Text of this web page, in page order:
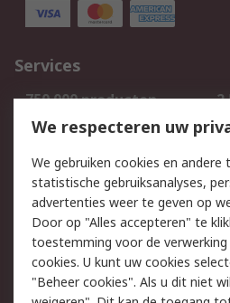
Services
750.000 producten
Bestellen
Track & Trace
Wettelijk
Cookiebeleid
Privacybeleid
We respecteren uw
We gebruiken cookies en
statistische gebruiksanalyses,
advertenties weer te geven op
Door op "Alles accepteren" te
toestemming voor de
cookies. U kunt uw cookies
"Beheer cookies". Als u dit niet